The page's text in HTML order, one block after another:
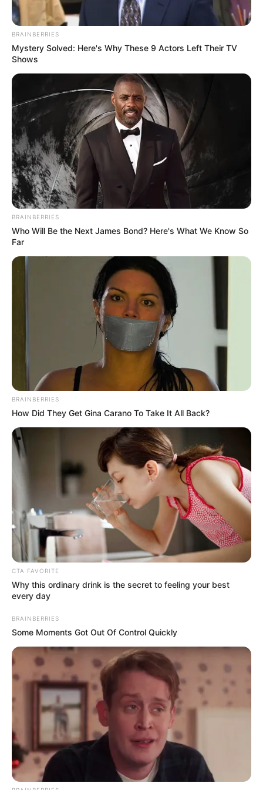
Δεν χρωστάμε σε κανέναν, αυτοί
χρωστούν σε εμάς τα πάντα
Τρίτη, 6 Σεπτεμβρίου 2022, 12:14
Δεν χρωστάμε σε κανέναν, αυτοί...
Η επιστήμη θα πρέπει να
ανήκει στους ανθρώπους και
ΓΙΑΤΙ ΑΠΟΦΑΣΗΣΑ ΝΑ
ΓΡΑΨΩ
ΠΟΙΟΣ ΣΚΟΤΩΣΕ ΤΟΝ
ΚΑΠΟΔΙΣΤΡΙΑ;;[Η δολοφονία
του Καποδίστρια – Ποιοι
ήταν οι πραγματικοί...
Υγειονομικοί: Επιστολή-
κόλαφος στην επέτειο των
αναστολών..
Email address:
Όλα τα κείμενα και οι εικόνες είναι πνευματική ιδιοκτησία του
ΝΙΚΟΛΑΟΣ ΑΝΑΞΙΜΑΝΔΡΟΣ. Aπαγορεύεται η αναπαραγωγή, η
αναδημοσίευση και η τροποποίησή τους χωρίς προηγούμενη
γραπτή άδεια του δημιουργού τους. Με επιφύλαξη κάθε νόμιμου
δικαιώματος. Διαβάστε την
Πολιτική Απορρήτου
του website πριν
να το χρησιμοποιήσετε, καθώς χρησιμοποιώντας το την
BRAINBERRIES
Mystery Solved: Here's Why These 9 Actors Left Their TV
Shows
BRAINBERRIES
Who Will Be the Next James Bond? Here's What We Know So
Far
BRAINBERRIES
How Did They Get Gina Carano To Take It All Back?
CTA FAVORITE
Why this ordinary drink is the secret to feeling your best
every day
BRAINBERRIES
Some Moments Got Out Of Control Quickly